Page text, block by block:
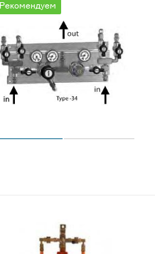
Рекомендуем